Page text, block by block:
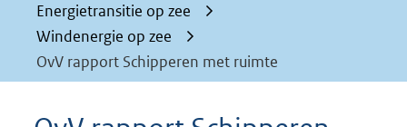
Energietransitie op zee
Windenergie op zee
OvV rapport Schipperen met ruimte